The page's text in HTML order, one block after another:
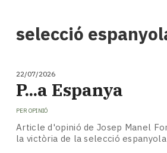
Cultura
tant!
TV
El
temps
selecció
22/07/2026
P...a Espanya
PER OPINIÓ
Article d'opinió de Josep Manel
la victòria de la selecció